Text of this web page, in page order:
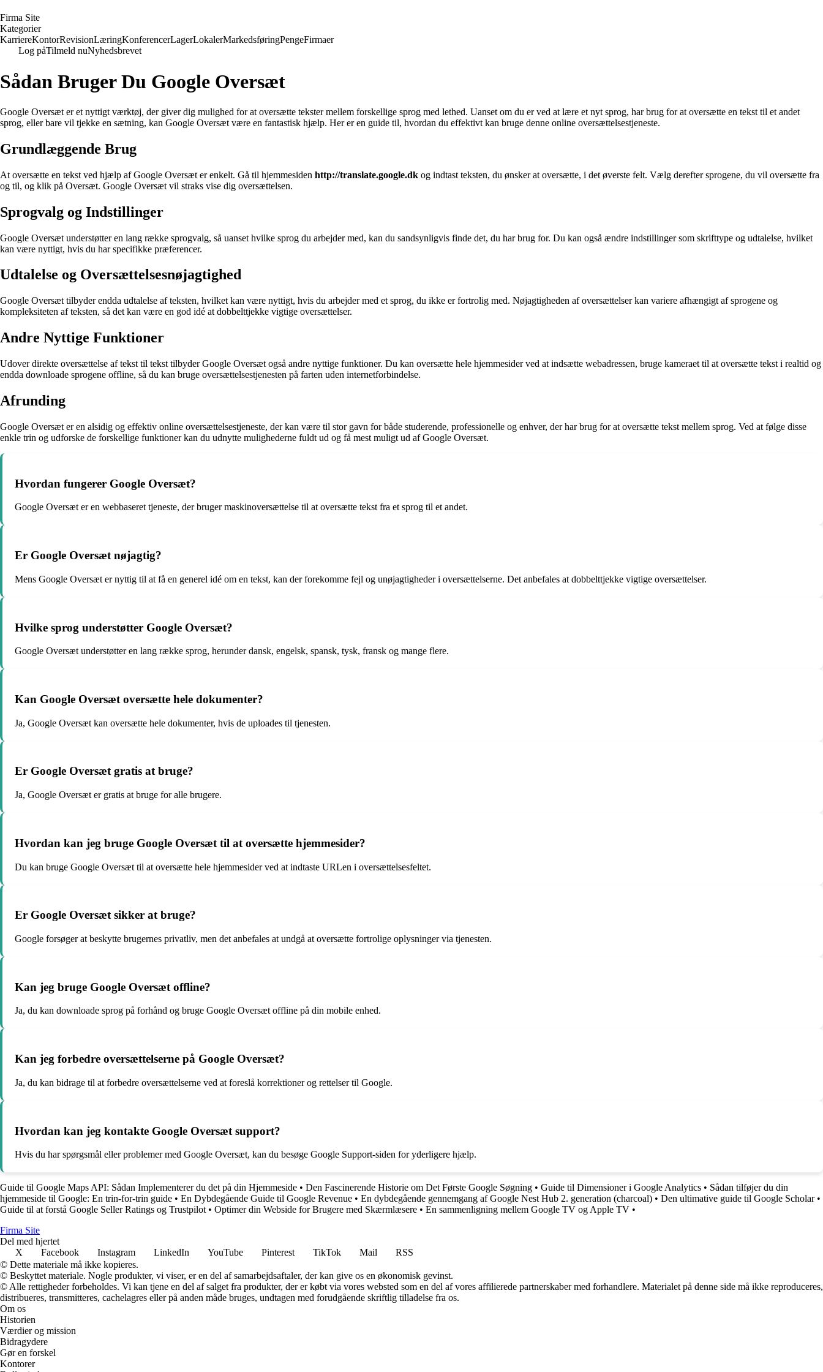
Firma Site
Kategorier
KarriereKontorRevisionLæringKonferencerLagerLokalerMarkedsføringPengeFirmaer
Log påTilmeld nuNyhedsbrevet
Sådan Bruger Du Google Oversæt
Google Oversæt er et nyttigt værktøj, der giver dig mulighed for at oversætte tekster mellem forskellige sprog med lethed. Uanset om du er ved at lære et nyt sprog, har brug for at oversætte en tekst til et andet
sprog, eller bare vil tjekke en sætning, kan Google Oversæt være en fantastisk hjælp. Her er en guide til, hvordan du effektivt kan bruge denne online oversættelsestjeneste.
Grundlæggende Brug
At oversætte en tekst ved hjælp af Google Oversæt er enkelt. Gå til hjemmesiden http://translate.google.dk og indtast teksten, du ønsker at oversætte, i det øverste felt. Vælg derefter sprogene, du vil oversætte fra
og til, og klik på Oversæt. Google Oversæt vil straks vise dig oversættelsen.
Sprogvalg og Indstillinger
Google Oversæt understøtter en lang række sprogvalg, så uanset hvilke sprog du arbejder med, kan du sandsynligvis finde det, du har brug for. Du kan også ændre indstillinger som skrifttype og udtalelse, hvilket
kan være nyttigt, hvis du har specifikke præferencer.
Udtalelse og Oversættelsesnøjagtighed
Google Oversæt tilbyder endda udtalelse af teksten, hvilket kan være nyttigt, hvis du arbejder med et sprog, du ikke er fortrolig med. Nøjagtigheden af oversættelser kan variere afhængigt af sprogene og
kompleksiteten af teksten, så det kan være en god idé at dobbelttjekke vigtige oversættelser.
Andre Nyttige Funktioner
Udover direkte oversættelse af tekst til tekst tilbyder Google Oversæt også andre nyttige funktioner. Du kan oversætte hele hjemmesider ved at indsætte webadressen, bruge kameraet til at oversætte tekst i realtid og
endda downloade sprogene offline, så du kan bruge oversættelsestjenesten på farten uden internetforbindelse.
Afrunding
Google Oversæt er en alsidig og effektiv online oversættelsestjeneste, der kan være til stor gavn for både studerende, professionelle og enhver, der har brug for at oversætte tekst mellem sprog. Ved at følge disse
enkle trin og udforske de forskellige funktioner kan du udnytte mulighederne fuldt ud og få mest muligt ud af Google Oversæt.
Hvordan fungerer Google Oversæt?
Google Oversæt er en webbaseret tjeneste, der bruger maskinoversættelse til at oversætte tekst fra et sprog til et andet.
Er Google Oversæt nøjagtig?
Mens Google Oversæt er nyttig til at få en generel idé om en tekst, kan der forekomme fejl og unøjagtigheder i oversættelserne. Det anbefales at dobbelttjekke vigtige oversættelser.
Hvilke sprog understøtter Google Oversæt?
Google Oversæt understøtter en lang række sprog, herunder dansk, engelsk, spansk, tysk, fransk og mange flere.
Kan Google Oversæt oversætte hele dokumenter?
Ja, Google Oversæt kan oversætte hele dokumenter, hvis de uploades til tjenesten.
Er Google Oversæt gratis at bruge?
Ja, Google Oversæt er gratis at bruge for alle brugere.
Hvordan kan jeg bruge Google Oversæt til at oversætte hjemmesider?
Du kan bruge Google Oversæt til at oversætte hele hjemmesider ved at indtaste URLen i oversættelsesfeltet.
Er Google Oversæt sikker at bruge?
Google forsøger at beskytte brugernes privatliv, men det anbefales at undgå at oversætte fortrolige oplysninger via tjenesten.
Kan jeg bruge Google Oversæt offline?
Ja, du kan downloade sprog på forhånd og bruge Google Oversæt offline på din mobile enhed.
Kan jeg forbedre oversættelserne på Google Oversæt?
Ja, du kan bidrage til at forbedre oversættelserne ved at foreslå korrektioner og rettelser til Google.
Hvordan kan jeg kontakte Google Oversæt support?
Hvis du har spørgsmål eller problemer med Google Oversæt, kan du besøge Google Support-siden for yderligere hjælp.
Guide til Google Maps API: Sådan Implementerer du det på din Hjemmeside • Den Fascinerende Historie om Det Første Google Søgning • Guide til Dimensioner i Google Analytics • Sådan tilføjer du din
hjemmeside til Google: En trin-for-trin guide • En Dybdegående Guide til Google Revenue • En dybdegående gennemgang af Google Nest Hub 2. generation (charcoal) • Den ultimative guide til Google Scholar•
Guide til at forstå Google Seller Ratings og Trustpilot • Optimer din Webside for Brugere med Skærmlæsere • En sammenligning mellem Google TV og Apple TV •
Firma Site
Del med hjertet
X
Facebook Instagram LinkedIn YouTube Pinterest TikTok Mail
RSS
© Dette materiale må ikke kopieres.
© Beskyttet materiale. Nogle produkter, vi viser, er en del af samarbejdsaftaler, der kan give os en økonomisk gevinst.
© Alle rettigheder forbeholdes. Vi kan tjene en del af salget fra produkter, der er købt via vores websted som en del af vores affilierede partnerskaber med forhandlere. Materialet på denne side må ikke reproduceres,
distribueres, transmitteres, cachelagres eller på anden måde bruges, undtagen med forudgående skriftlig tilladelse fra os.
Om os
Historien
Værdier og mission
Bidragydere
Gør en forskel
Kontorer